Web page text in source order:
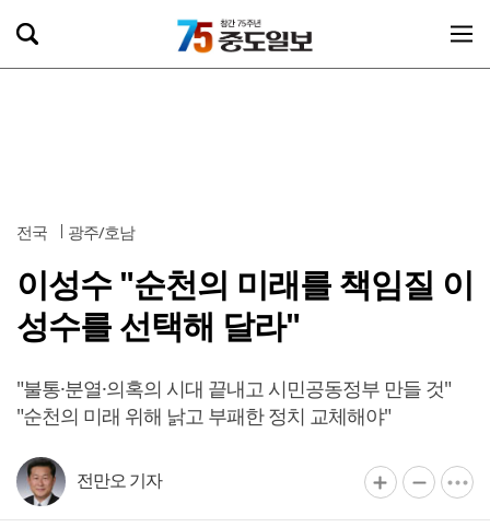
전국 광주/호남
이성수 "순천의 미래를 책임질 이
성수를 선택해 달라"
"불통·분열·의혹의 시대 끝내고 시민공동정부 만들 것"
"순천의 미래 위해 낡고 부패한 정치 교체해야"
전만오 기자